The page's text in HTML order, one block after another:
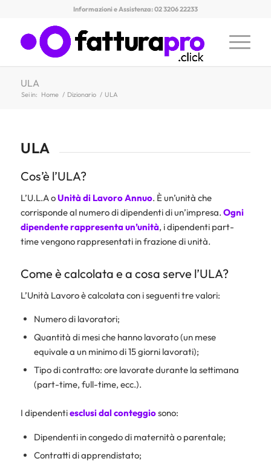
Informazioni e Assistenza: 02 3206 22233
ULA
Sei in: Home / Dizionario / ULA
ULA
Cos’è l’ULA?
L’U.L.A oUnità di Lavoro Annuo. È un’unità che
corrisponde al numero di dipendenti di un’impresa. Ogni
dipendente rappresenta un’unità, i dipendenti part-
time vengono rappresentati in frazione di unità.
Come è calcolata e a cosa serve l’ULA?
L’Unità Lavoro è calcolata con i seguenti tre valori:
Numero di lavoratori;
Quantità di mesi che hanno lavorato (un mese
equivale a un minimo di 15 giorni lavorati);
Tipo di contratto: ore lavorate durante la settimana
(part-time, full-time, ecc.).
I dipendentiesclusi dal conteggiosono:
Dipendenti in congedo di maternità o parentale;
Contratti di apprendistato;